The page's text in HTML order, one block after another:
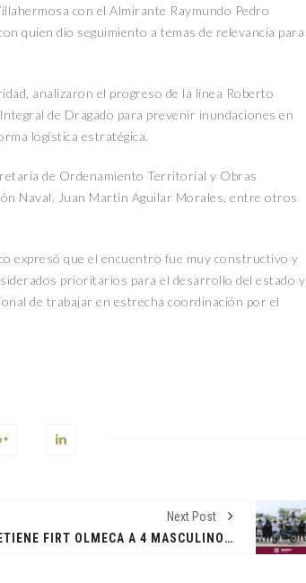
con el Almirante Raymundo Pedro
quien dio seguimiento a temas de relevancia para
analizaron el progreso de la línea Roberto
de Dragado para prevenir inundaciones en
logística estratégica.
de Ordenamiento Territorial y Obras
Naval, Juan Martín Aguilar Morales, entre otros
expresó que el encuentro fue muy constructivo y
prioritarios para el desarrollo del estado y
de trabajar en estrecha coordinación por el
Next Post
DETIENE FIRT OLMECA A 4 MASCULINOS POR DELITOS CONTRA LA SALUD Y PROBABLE PARTICIPACIÓN EN COBRO DE PISO